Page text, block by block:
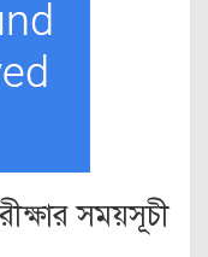
সময়সূচী